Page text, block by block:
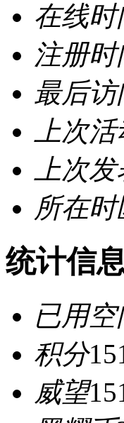
在线时
注册时
最后访
上次
上次
所在时
统计信
已用空
积分
威望